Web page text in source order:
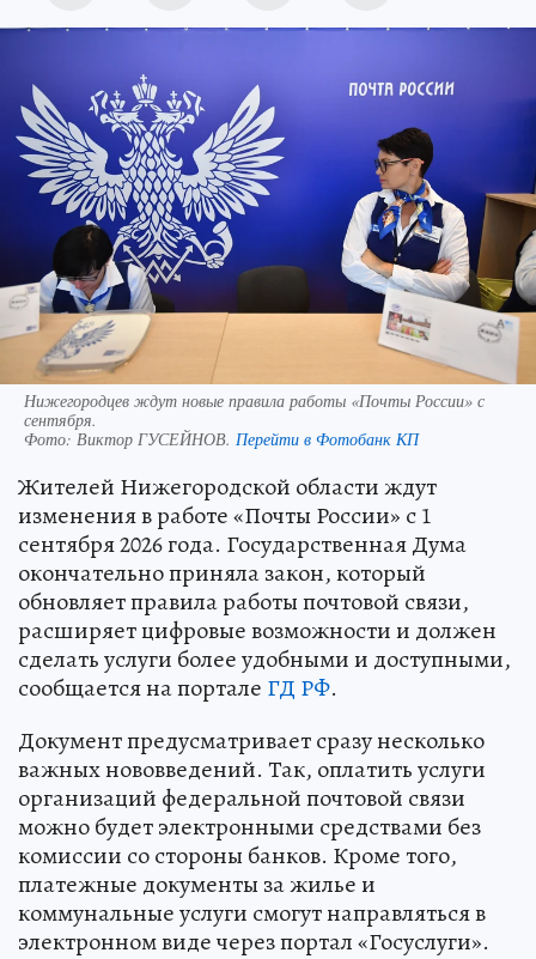
Нижегородцев ждут новые правила работы «Почты России» с
сентября.
Фото: Виктор ГУСЕЙНОВ. Перейти в Фотобанк КП
Жителей Нижегородской области ждут
изменения в работе «Почты России» с 1
сентября 2026 года. Государственная Дума
окончательно приняла закон, который
обновляет правила работы почтовой связи,
расширяет цифровые возможности и должен
сделать услуги более удобными и доступными,
сообщается на портале ГД РФ.
Документ предусматривает сразу несколько
важных нововведений. Так, оплатить услуги
организаций федеральной почтовой связи
можно будет электронными средствами без
комиссии со стороны банков. Кроме того,
платежные документы за жилье и
коммунальные услуги смогут направляться в
электронном виде через портал «Госуслуги».